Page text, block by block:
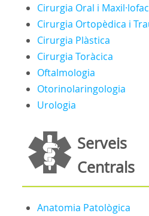
Cirurgia Oral i
Cirurgia Ortopèdica i
Cirurgia Plàstica
Cirurgia Toràcica
Oftalmologia
Otorinolaringologia
Urologia
Serveis
Centrals
Anatomia Patològica